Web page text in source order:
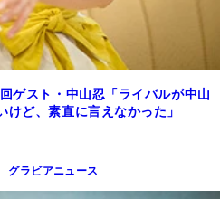
ゲスト・中山忍「ライバルが中山
ど、素直に言えなかった」
グラビアニュース